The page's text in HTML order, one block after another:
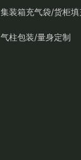
集装箱充气袋/货柜填
气柱包装/量身定制